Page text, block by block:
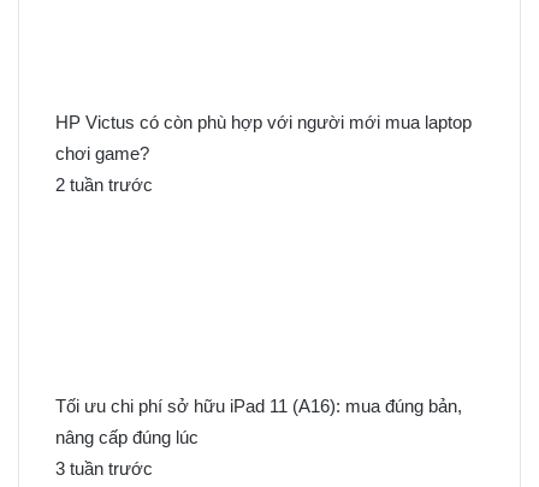
HP Victus có còn phù hợp với người mới mua laptop
chơi game?
2 tuần trước
Tối ưu chi phí sở hữu iPad 11 (A16): mua đúng bản,
nâng cấp đúng lúc
3 tuần trước